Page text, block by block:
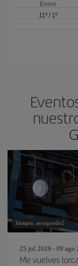
Enero
11º/ 1º
Imagen: aerogondo2
25 jul 2026 - 09 ago
Me vuelves